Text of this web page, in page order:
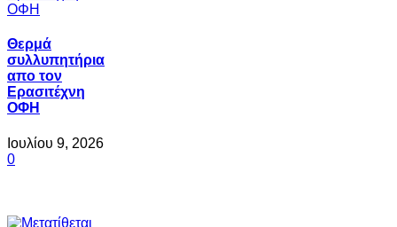
Θερμά
συλλυπητήρια
απο τον
Ερασιτέχνη
ΟΦΗ
Ιουλίου 9, 2026
0